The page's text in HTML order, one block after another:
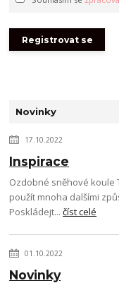
Novinky
17.10.2022
Inspirace
Ozdobné sněhové koule
použít mnoha dalšími
Poskládejt...číst celé
01.10.2022
Novinky
Registrovat se